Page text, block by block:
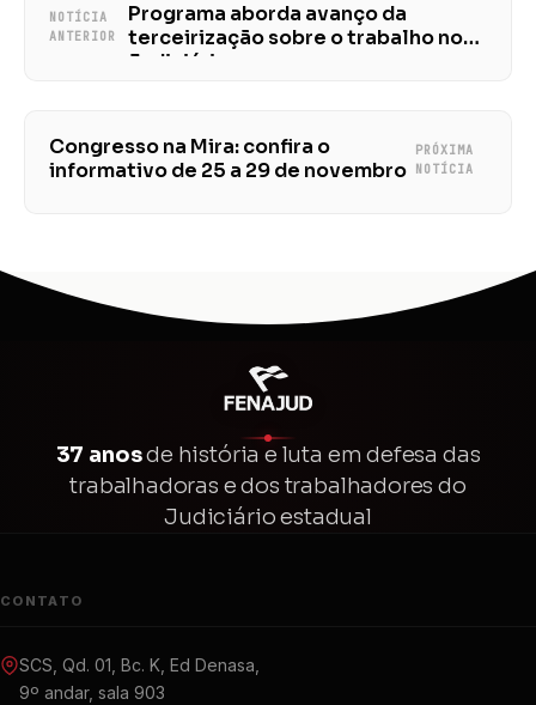
NOTÍCIA
ANTERIOR
Programa aborda avanço da
terceirização sobre o trabalho no
Judiciário
Congresso na Mira: confira o
informativo de 25 a 29 de novembro
PRÓXIMA
NOTÍCIA
37 anosde história e luta em defesa das
trabalhadoras e dos trabalhadores do
Judiciário estadual
CONTATO
SCS, Qd. 01, Bc. K, Ed Denasa,
9º andar, sala 903